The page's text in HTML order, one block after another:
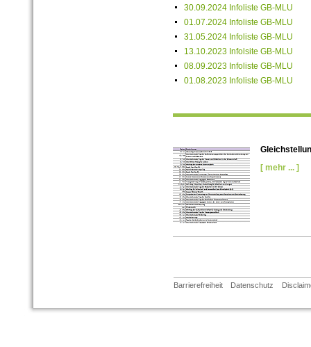
30.09.2024 Infoliste GB-MLU
01.07.2024 Infoliste GB-MLU
31.05.2024 Infoliste GB-MLU
13.10.2023 Infolsite GB-MLU
08.09.2023 Infoliste GB-MLU
01.08.2023 Infoliste GB-MLU
[ mehr ... ]
Barrierefreiheit Datenschutz